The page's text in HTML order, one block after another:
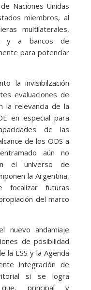
Naciones Unidas
miembros, al
multilaterales,
y a bancos de
para potenciar
la invisibilzación
evaluaciones de
la relevancia de la
en especial para
de las
de los ODS a
aún no
el universo de
la Argentina,
focalizar futuras
del marco
nuevo andamiaje
de posibilidad
la ESS y la Agenda
integración de
si se logra
principal y